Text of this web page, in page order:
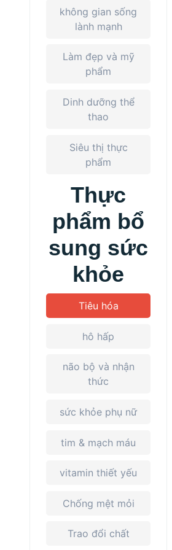
không gian sống
lành mạnh
Làm đẹp và mỹ
phẩm
Dinh dưỡng thể
thao
Siêu thị thực
phẩm
Thực
phẩm bổ
sung sức
khỏe
hô hấp
não bộ và nhận
thức
sức khỏe phụ nữ
tim & mạch máu
vitamin thiết yếu
Chống mệt mỏi
Trao đổi chất
Tiêu hóa